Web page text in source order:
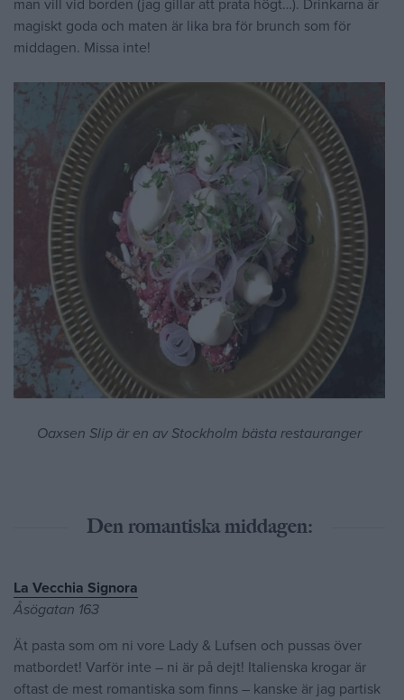
man vill vid borden (jag gillar att prata högt…). Drinkarna är
magiskt goda och maten är lika bra för brunch som för
middagen. Missa inte!
Oaxsen Slip är en av Stockholm bästa restauranger
Den romantiska middagen:
La Vecchia Signora
Åsögatan 163
Ät pasta som om ni vore Lady & Lufsen och pussas över
matbordet! Varför inte – ni är på dejt! Italienska krogar är
oftast de mest romantiska som finns – kanske är jag partisk